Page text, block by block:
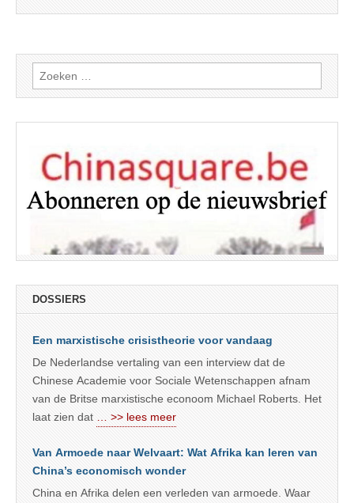
Zoeken
naar:
DOSSIERS
Een marxistische crisistheorie voor vandaag
De Nederlandse vertaling van een interview dat de
Chinese Academie voor Sociale Wetenschappen afnam
van de Britse marxistische econoom Michael Roberts. Het
laat zien dat … >> lees meer
Van Armoede naar Welvaart: Wat Afrika kan leren van
China’s economisch wonder
China en Afrika delen een verleden van armoede. Waar